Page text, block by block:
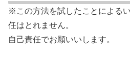
※この方法を試したことによる
任はとれません。
自己責任でお願いいします。